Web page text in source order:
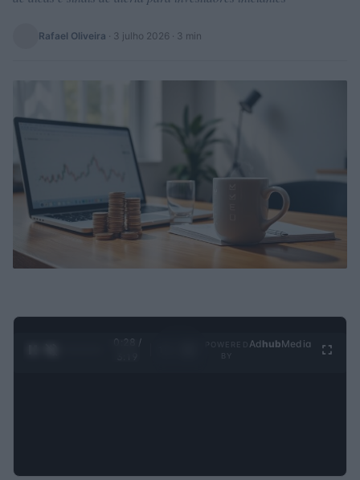
Rafael Oliveira · 3 julho 2026 · 3 min
0:29 /
Ad hubMedia